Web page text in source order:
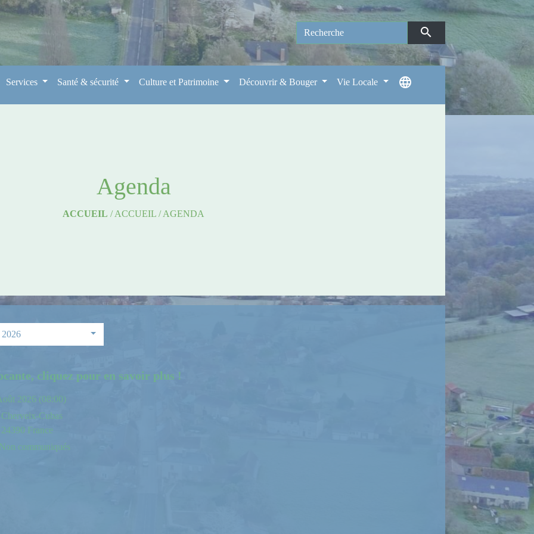
search
Services Santé & sécurité Culture et Patrimoine Découvrir & Bouger Vie Locale language
Agenda
ACCUEIL /ACCUEIL /AGENDA
cliquez pour en savoir plus !
2026 (08:00)
Cherveix-Cubas
24390 France
Non communiqués